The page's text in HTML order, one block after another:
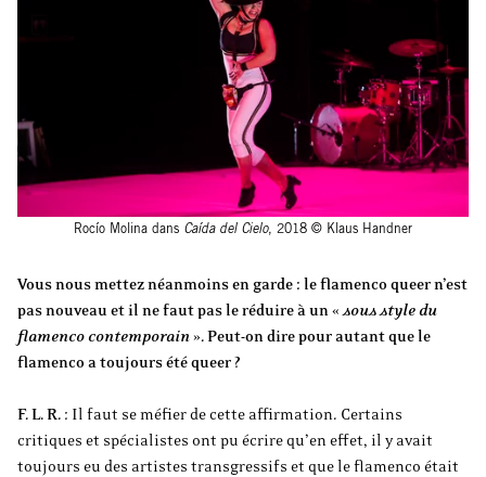
Rocío Molina dans Caída del Cielo, 2018 © Klaus Handner
Vous nous mettez néanmoins en garde : le flamenco queer n’est
pas nouveau et il ne faut pas le réduire à un «sous style du
flamenco contemporain». Peut-on dire pour autant que le
flamenco a toujours été queer ?
F. L. R. : Il faut se méfier de cette affirmation. Certains
critiques et spécialistes ont pu écrire qu’en effet, il y avait
toujours eu des artistes transgressifs et que le flamenco était